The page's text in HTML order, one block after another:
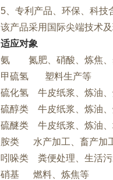
5、专利产品、环保、科技
该产品采用国际尖端技术
适应对象
氨 氮肥、硝酸、炼焦、
甲硫氢 塑料生产等
硫化氢 牛皮纸浆、炼油、
硫醇类 牛皮纸浆、炼油、
硫醚类 牛皮纸浆、炼油
胺类 水产加工、畜产加
吲哚类 粪便处理、生活
硝基 燃料、炼焦等